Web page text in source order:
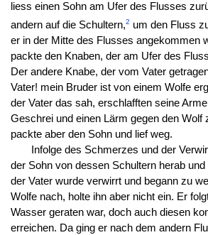
liess einen Sohn am Ufer des Flusses
andern auf die Schultern,2 um den Fluss
er in der Mitte des Flusses angekommen
packte den Knaben, der am Ufer des
Der andere Knabe, der vom Vater
Vater! mein Bruder ist von einem Wolfe
der Vater das sah, erschlafften seine
Geschrei und einen Lärm gegen den Wolf
packte aber den Sohn und lief weg.
Infolge des Schmerzes und der
der Sohn von dessen Schultern herab und
der Vater wurde verwirrt und begann zu
Wolfe nach, holte ihn aber nicht ein. Er
Wasser geraten war, doch auch diesen
erreichen. Da ging er nach dem andern